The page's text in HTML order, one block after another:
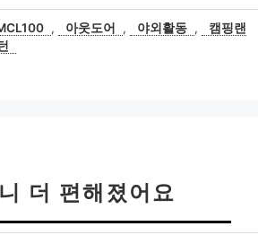
, 아웃도어 , 야외활동 ,
캠핑랜
더 편해졌어요